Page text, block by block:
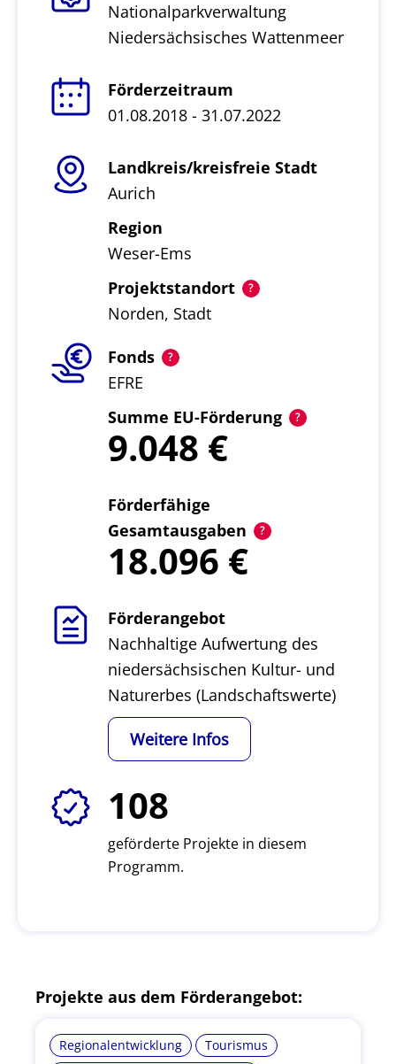
Nationalparkverwaltung
Niedersächsisches Wattenmeer
Förderzeitraum
01.08.2018 - 31.07.2022
Landkreis/kreisfreie Stadt
Aurich
Region
Weser-Ems
Projektstandort
Norden, Stadt
Fonds
EFRE
Summe EU-Förderung
9.048
Förderfähige
Gesamtausgaben
18.096
Förderangebot
Nachhaltige Aufwertung des
niedersächsischen Kultur- und
Naturerbes (Landschaftswerte)
Weitere Infos
108
geförderte Projekte in diesem
Programm.
Projekte aus dem Förderangebot:
Regionalentwicklung
Tourismus